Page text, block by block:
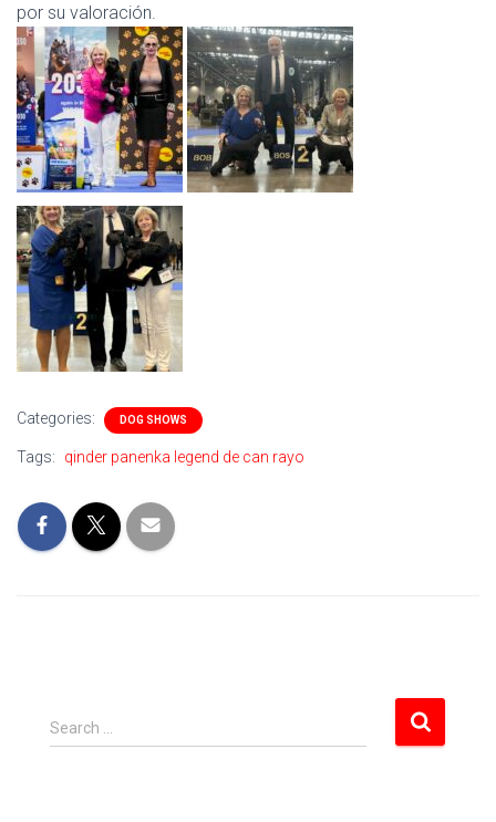
por su valoración.
Categories: DOG SHOWS
Tags: qinder panenka legend de can rayo
S
e
Search …